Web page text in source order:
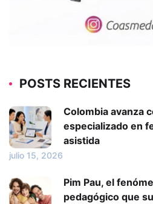
POSTS RECIENTES
Colombia avanza
especializado en
asistida
julio 15, 2026
Pim Pau, el
pedagógico que